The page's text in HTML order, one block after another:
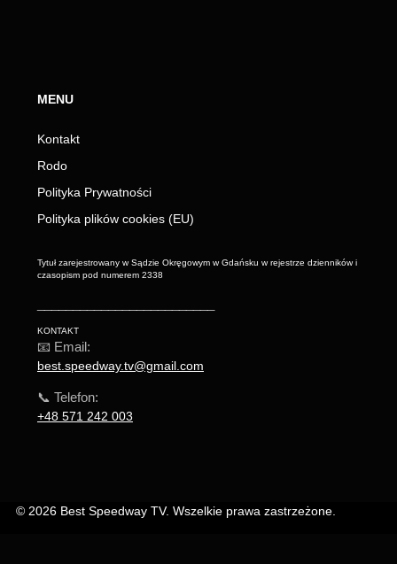
MENU
Kontakt
Rodo
Polityka Prywatności
Polityka plików cookies (EU)
Tytuł zarejestrowany w Sądzie Okręgowym w Gdańsku w rejestrze dzienników i
czasopism pod numerem 2338
KONTAKT
📧 Email:
best.speedway.tv@gmail.com
📞 Telefon:
+48 571 242 003
© 2026 Best Speedway TV. Wszelkie prawa zastrzeżone.